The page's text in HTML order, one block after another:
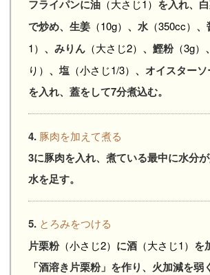
フライパンに油 （大さじ1） を入れ、
で炒め、生姜 （10g） 、水 （350cc） 、
1） 、みりん （大さじ2） 、鰹粉（3g）
り） 、塩 （小さじ1/3） 、オイスターソ
を入れ、蓋をして7分煮込む。
4. 豚肉を加えて煮る
3に豚肉を入れ、煮ている最中に水分
水を足す。
5. とろみをつける
片栗粉（小さじ2） に酒 （大さじ1） を
「酒溶き片栗粉」を作り、火加減を弱